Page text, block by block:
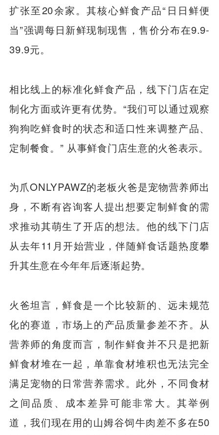
扩张至20余家。其核心鲜食产品“日日鲜便
当”强调每日新鲜现制现售，售价分布在9.9-
39.9元。
相比线上的标准化鲜食产品，线下门店在定
制化方面或许更有优势。“我们可以通过观察
狗狗吃鲜食时的状态和适口性来调整产品、
定制餐食。” 从事鲜食门店生意的火爸表示。
为爪ONLYPAWZ的老板火爸是宠物营养师出
身，不断有咨询客人提出想要定制鲜食的需
求推动其萌生了开店的想法。他的线下门店
从去年11月开始营业，伴随鲜食话题热度攀
升其生意在今年年后逐渐起势。
火爸坦言，鲜食是一个比较新的、远未规范
化的赛道，市场上的产品质量参差不齐。从
营养师的角度而言，制作鲜食并不只是把新
鲜食材堆在一起，单靠食材堆积也无法完全
满足宠物的日常营养需求。此外，不同食材
之间品质、成本差异可能非常大。其举例
道，我们现在用的山姆谷饲牛肉差不多在50